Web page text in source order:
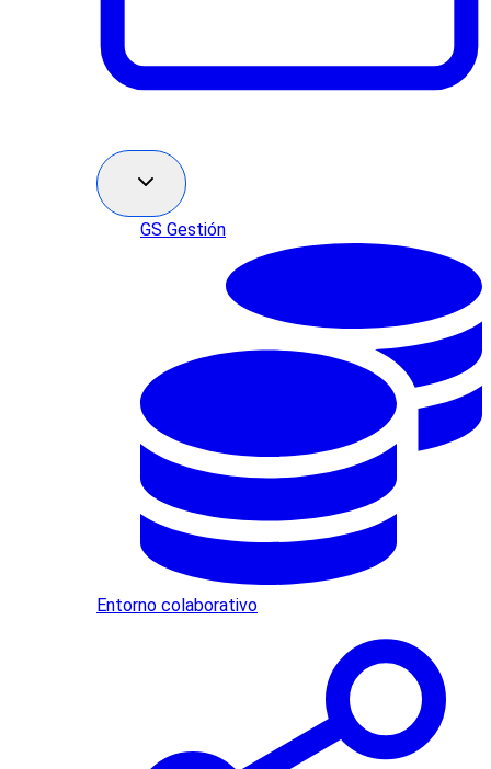
GS Gestión
Entorno colaborativo